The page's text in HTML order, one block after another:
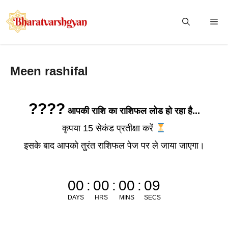
content
Meen rashifal
???? आपकी राशि का राशिफल लोड हो रहा है...
कृपया 15 सेकंड प्रतीक्षा करें
इसके बाद आपको तुरंत राशिफल पेज पर ले जाया जाएगा।
00
DAYS
: 00
HRS
: 00
MINS
: 09
SECS